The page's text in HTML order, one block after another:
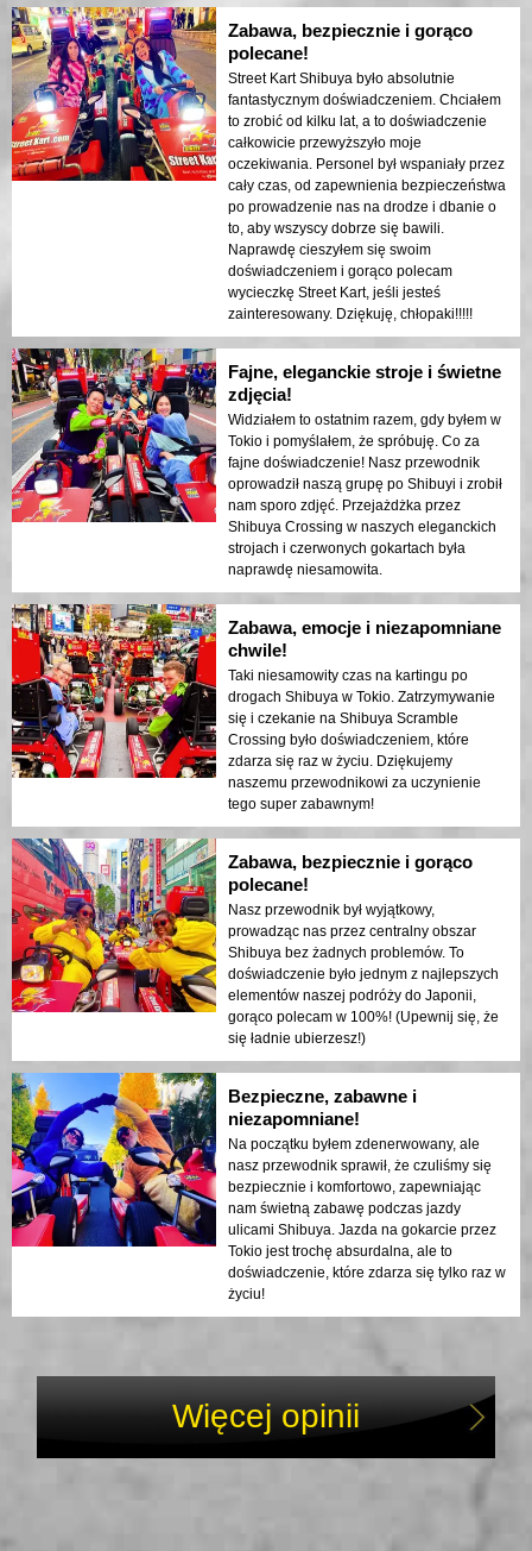
wzrostu od 150 do 180 cm, a limit wagi
wynosi poniżej 100 kg (kierowcy powyżej
tej wagi są dopuszczeni, ale gokart będzie
wolniejszy). Musisz mieć 18 lat lub więcej,
aby wziąć udział. Byłem za młody (żartuję!),
ale się wycofałem i postanowiłem odłożyć
tę wycieczkę na później. Upewnij się, że
zarezerwujesz swoją wycieczkę online z
wyprzedzeniem. Zarezerwowaliśmy naszą
wycieczkę miesiąc wcześniej. Krótkie
szkolenie dotyczące jazdy na gokartach
zostanie przeprowadzone w sklepie. Nie
martw się o jazdę po nieznanych ulicach
Tokio - twój przewodnik będzie ci
towarzyszył i prowadził przez całe
ciesz się jazdą na gokarcie po ustalonych
trasach. Pamiętaj, aby jeździć lewą stroną
ulicy w Tokio. Nie spóźnij się! Upewnij się,
że przybędziesz do sklepu na czas, bo
inaczej pojadą bez ciebie! Stojąc przed
dużym sklepem Donki w Shibuyi,
zobaczyłem mojego syna prowadzącego
błyszczącego czerwonego gokarta w
swoim jasnym żółtym kostiumie. Uśmiechał
się radośnie, ciesząc się z oklasków wielu
gapiów. Jego promienny uśmiech był dla
otrzymał wideo zapisane na karcie pamięci
jako pamiątkę.
Zabawa, bezpiecznie i gorąco
polecane!
Street Kart Shibuya było absolutnie
fantastycznym doświadczeniem. Chciałem
to zrobić od kilku lat, a to doświadczenie
całkowicie przewyższyło moje
oczekiwania. Personel był wspaniały przez
cały czas, od zapewnienia bezpieczeństwa
po prowadzenie nas na drodze i dbanie o
to, aby wszyscy dobrze się bawili.
Naprawdę cieszyłem się swoim
doświadczeniem i gorąco polecam
wycieczkę Street Kart, jeśli jesteś
zainteresowany. Dziękuję, chłopaki!!!!!
Fajne, eleganckie stroje i świetne
zdjęcia!
Widziałem to ostatnim razem, gdy byłem w
Tokio i pomyślałem, że spróbuję. Co za
fajne doświadczenie! Nasz przewodnik
oprowadził naszą grupę po Shibuyi i zrobił
nam sporo zdjęć. Przejażdżka przez
Shibuya Crossing w naszych eleganckich
strojach i czerwonych gokartach była
naprawdę niesamowita.
Zabawa, emocje i niezapomniane
chwile!
Taki niesamowity czas na kartingu po
drogach Shibuya w Tokio. Zatrzymywanie
się i czekanie na Shibuya Scramble
Crossing było doświadczeniem, które
zdarza się raz w życiu. Dziękujemy
naszemu przewodnikowi za uczynienie
tego super zabawnym!
Zabawa, bezpiecznie i gorąco
polecane!
Nasz przewodnik był wyjątkowy,
prowadząc nas przez centralny obszar
Shibuya bez żadnych problemów. To
doświadczenie było jednym z najlepszych
elementów naszej podróży do Japonii,
gorąco polecam w 100%! (Upewnij się, że
się ładnie ubierzesz!)
Bezpieczne, zabawne i
niezapomniane!
Na początku byłem zdenerwowany, ale
nasz przewodnik sprawił, że czuliśmy się
bezpiecznie i komfortowo, zapewniając
nam świetną zabawę podczas jazdy
ulicami Shibuya. Jazda na gokarcie przez
Tokio jest trochę absurdalna, ale to
doświadczenie, które zdarza się tylko raz w
życiu!
Więcej opinii